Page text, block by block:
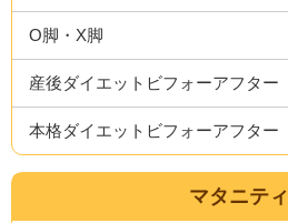
O脚・X脚
産後ダイエットビフォーアフター
本格ダイエットビフォーアフター
マタニティ